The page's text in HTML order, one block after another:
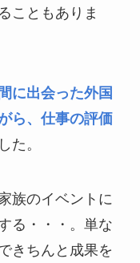
こともありま
に出会った外国
ら、仕事の評価
た。
族のイベントに
る・・・。単な
きちんと成果を